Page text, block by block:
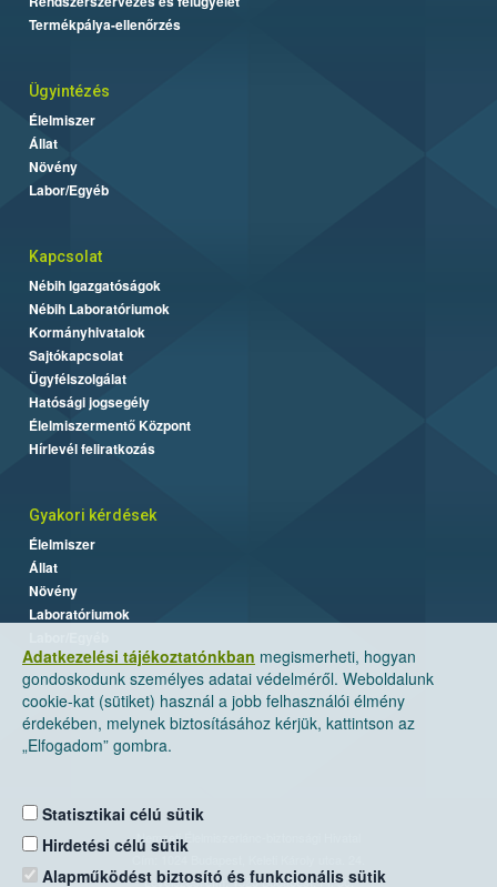
Adatkezelési tájékoztatónkban megismerheti, hogyan
gondoskodunk személyes adatai védelméről. Weboldalunk
cookie-kat (sütiket) használ a jobb felhasználói élmény
érdekében, melynek biztosításához kérjük, kattintson az
„Elfogadom” gombra.
Statisztikai célú sütik
Hirdetési célú sütik
Alapműködést biztosító és funkcionális sütik
Termékpálya-ellenőrzés
Ügyintézés
Élelmiszer
Állat
Növény
Labor/Egyéb
Kapcsolat
Nébih Igazgatóságok
Nébih Laboratóriumok
Kormányhivatalok
Sajtókapcsolat
Ügyfélszolgálat
Hatósági jogsegély
Élelmiszermentő Központ
Hírlevél feliratkozás
Gyakori kérdések
Élelmiszer
Állat
Növény
Laboratóriumok
Nemzeti Élelmiszerlánc-biztonsági Hivatal
Levelezési cím: 1525 Budapest. Pf. 30.